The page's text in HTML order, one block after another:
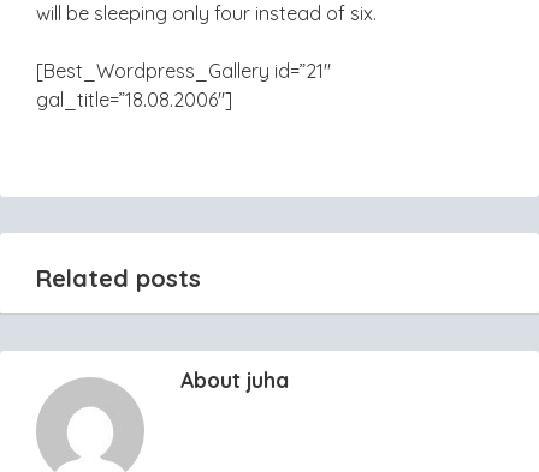
will be sleeping only four instead of six.
[Best_Wordpress_Gallery id=”21″
gal_title=”18.08.2006″]
Related posts
About juha